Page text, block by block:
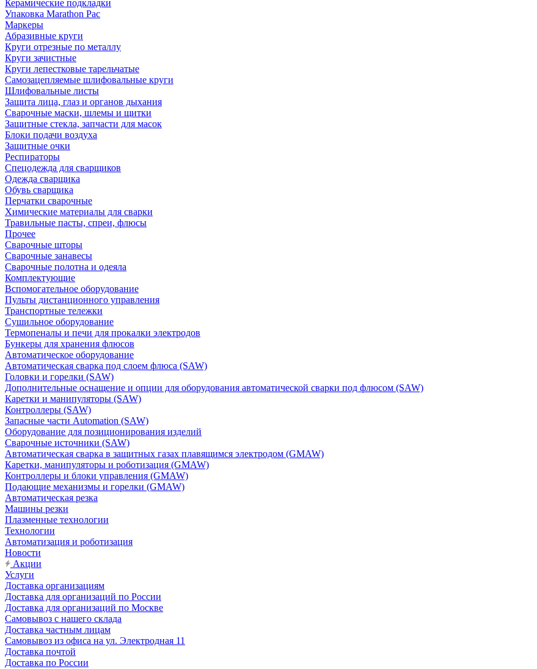
Керамические подкладки
Упаковка Marathon Pac
Маркеры
Абразивные круги
Круги отрезные по металлу
Круги зачистные
Круги лепестковые тарельчатые
Самозацепляемые шлифовальные круги
Шлифовальные листы
Защита лица, глаз и органов дыхания
Сварочные маски, шлемы и щитки
Защитные стекла, запчасти для масок
Блоки подачи воздуха
Защитные очки
Респираторы
Спецодежда для сварщиков
Одежда сварщика
Обувь сварщика
Перчатки сварочные
Химические материалы для сварки
Травильные пасты, спреи, флюсы
Прочее
Сварочные шторы
Сварочные занавесы
Сварочные полотна и одеяла
Комплектующие
Вспомогательное оборудование
Пульты дистанционного управления
Транспортные тележки
Сушильное оборудование
Термопеналы и печи для прокалки электродов
Бункеры для хранения флюсов
Автоматическое оборудование
Автоматическая сварка под слоем флюса (SAW)
Головки и горелки (SAW)
Дополнительные оснащение и опции для оборудования автоматической сварки под флюсом (SAW)
Каретки и манипуляторы (SAW)
Контроллеры (SAW)
Запасные части Automation (SAW)
Оборудование для позиционирования изделий
Сварочные источники (SAW)
Автоматическая сварка в защитных газах плавящимся электродом (GMAW)
Каретки, манипуляторы и роботизация (GMAW)
Контроллеры и блоки управления (GMAW)
Подающие механизмы и горелки (GMAW)
Автоматическая резка
Машины резки
Плазменные технологии
Технологии
Автоматизация и роботизация
Новости
Акции
Услуги
Доставка организациям
Доставка для организаций по России
Доставка для организаций по Москве
Самовывоз с нашего склада
Доставка частным лицам
Самовывоз из офиса на ул. Электродная 11
Доставка почтой
Доставка по России